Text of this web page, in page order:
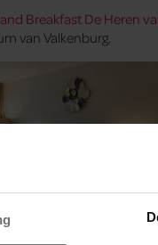
Breakfast De Heren
van Valkenburg.